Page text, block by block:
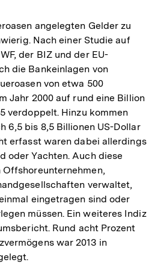
angelegten Gelder zu
Nach einer Studie auf
der BIZ und der EU-
die Bankeinlagen von
von etwa 500
Jahr 2000 auf rund eine Billion
verdoppelt. Hinzu kommen
6,5 bis 8,5 Billionen US-Dollar
erfasst waren dabei allerdings
oder Yachten. Auch diese
verwaltet,
eingetragen sind oder
müssen. Ein weiteres Indiz
Rund acht Prozent
war 2013 in